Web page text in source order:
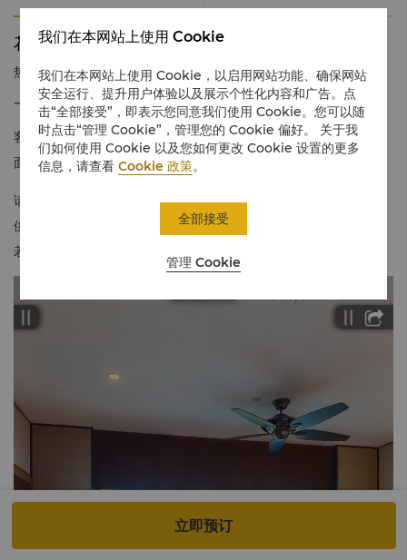
花园翼豪华城景客房
热线电话 1 866 565 5050
一处温馨宜人的空间，坐拥壮丽城市景观。
客房内部温馨舒适，设有阳台，供您欣赏美景，感受热带微风拂
面，是您放松身心的理想之地。
请注意，此房型空间有限，仅可提供一张沙发床或一张婴儿床。视
供应情况而定。
若需分床就寝，建议您预订两间客房，获享舒适体验。谢谢。
立即预订
我们在本网站上使用 Cookie
我们在本网站上使用 Cookie，以启用网站功能、确保网站
安全运行、提升用户体验以及展示个性化内容和广告。点
击“全部接受”，即表示您同意我们使用 Cookie。您可以随
时点击“管理 Cookie”，管理您的 Cookie 偏好。 关于我
们如何使用 Cookie 以及您如何更改 Cookie 设置的更多
信息，请查看Cookie 政策。
管理 Cookie
全部接受